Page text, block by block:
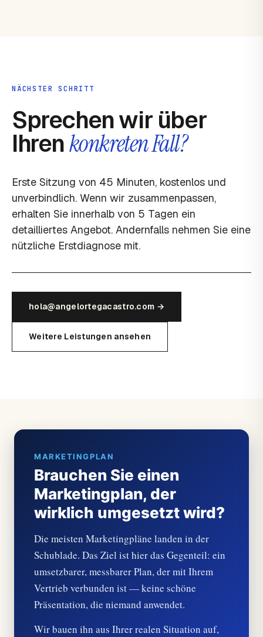
NÄCHSTER SCHRITT
Sprechen wir über
Ihrenkonkreten Fall?
Erste Sitzung von 45 Minuten, kostenlos und
unverbindlich. Wenn wir zusammenpassen,
erhalten Sie innerhalb von 5 Tagen ein
detailliertes Angebot. Andernfalls nehmen Sie eine
nützliche Erstdiagnose mit.
hola@angelortegacastro.com →
Weitere Leistungen ansehen
MARKETINGPLAN
Brauchen Sie einen
Marketingplan, der
wirklich umgesetzt wird?
Die meisten Marketingpläne landen in der
Schublade. Das Ziel ist hier das Gegenteil: ein
umsetzbarer, messbarer Plan, der mit Ihrem
Vertrieb verbunden ist — keine schöne
Präsentation, die niemand anwendet.
Wir bauen ihn aus Ihrer realen Situation auf,